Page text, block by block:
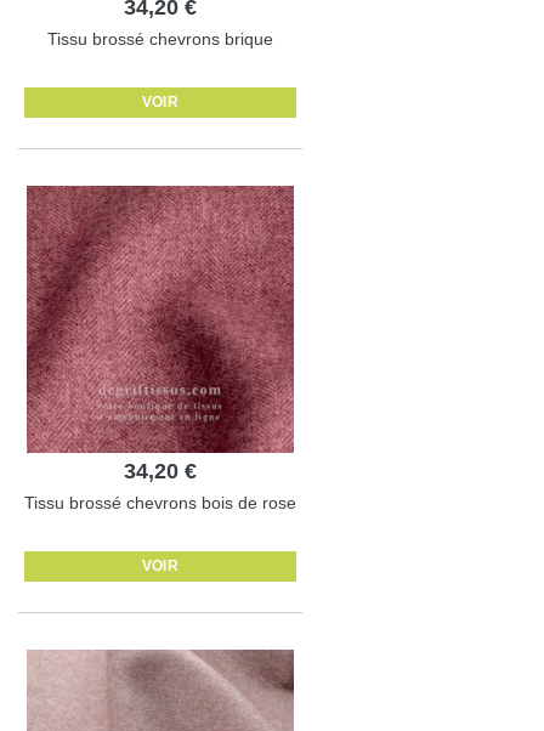
34,20 €
Tissu brossé chevrons brique
VOIR
34,20 €
Tissu brossé chevrons bois de rose
VOIR